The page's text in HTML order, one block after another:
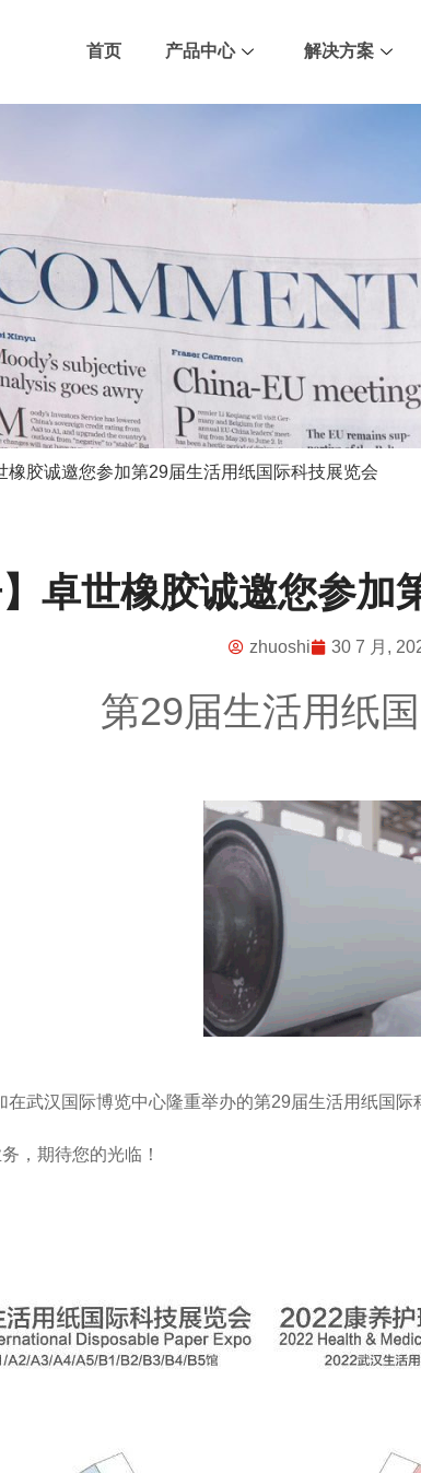
首页 产品中心 解决方案
橡胶诚邀您参加第29届生活用纸国际科技展览会
】卓世橡胶诚邀您参
zhuoshi 30 7 月,
第29届生活用纸
在武汉国际博览中心隆重举办的第29届生活用纸国
，期待您的光临！